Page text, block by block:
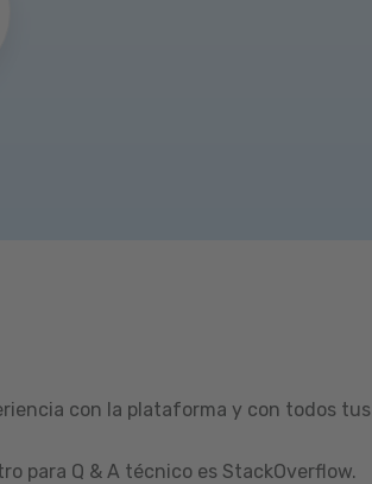
con la plataforma y con todos tus
para Q & A técnico es StackOverflow.